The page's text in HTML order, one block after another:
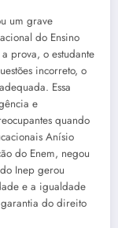
um grave
do Ensino
prova, o estudante
incorreto, o
Essa
e
quando
Anísio
do Enem, negou
Inep gerou
e a igualdade
do direito